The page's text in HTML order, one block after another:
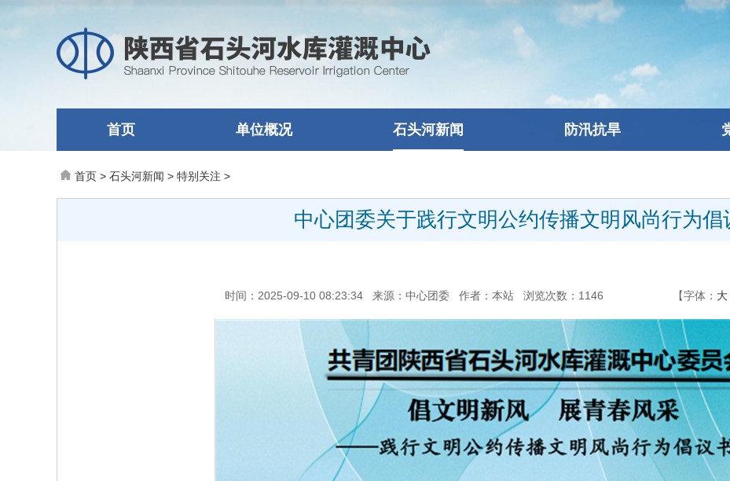
首页 单位概况 石头河新闻 防汛抗旱
首页 > 石头河新闻 > 特别关注 >
中心团委关于践行文明公约传播文明风尚行为倡
时间：2025-09-10 08:23:34 来源：中心团委 作者：本站 浏览次数： 1146 【字体： 大